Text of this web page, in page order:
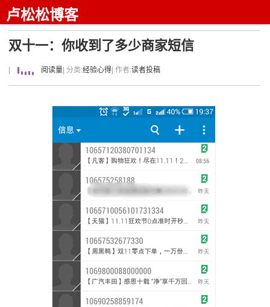
卢松松博客
双十一：你收到了多少商家短信
阅读量 | 分类:经验心得 | 作者:读者投稿